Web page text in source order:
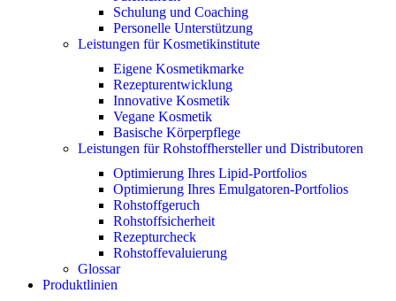
Schulung und Coaching
Personelle Unterstützung
Leistungen für Kosmetikinstitute
Eigene Kosmetikmarke
Rezepturentwicklung
Innovative Kosmetik
Vegane Kosmetik
Basische Körperpflege
Leistungen für Rohstoffhersteller und Distributoren
Optimierung Ihres Lipid-Portfolios
Optimierung Ihres Emulgatoren-Portfolios
Rohstoffgeruch
Rohstoffsicherheit
Rezepturcheck
Rohstoffevaluierung
Glossar
Produktlinien